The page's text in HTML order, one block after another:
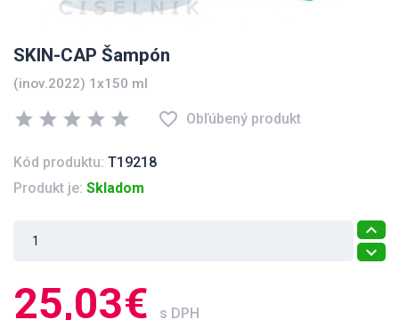
SKIN-CAP Šampón
(inov.2022) 1x150 ml
star star star star star favorite_border Obľúbený produkt
Kód produktu: T19218
Produkt je: Skladom
25,03€ s DPH